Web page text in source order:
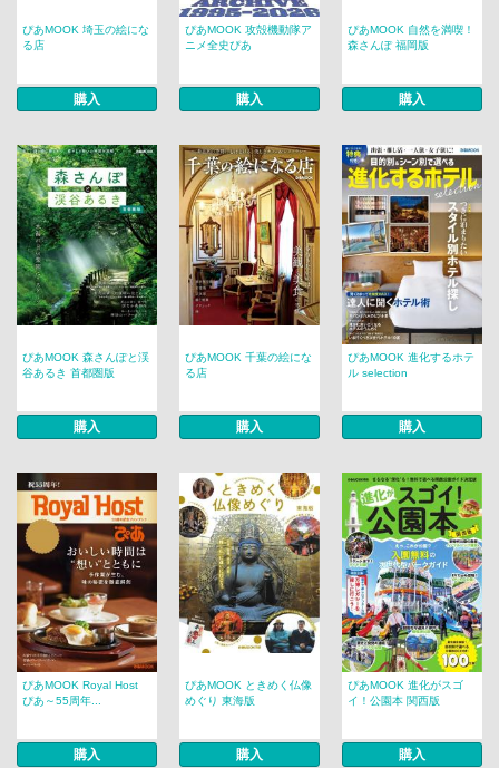
ぴあMOOK 埼玉の絵にな
る店
購入
ぴあMOOK 攻殻機動隊ア
ニメ全史ぴあ
購入
ぴあMOOK 自然を満喫！
森さんぽ 福岡版
購入
ぴあMOOK 森さんぽと渓
谷あるき 首都圏版
購入
ぴあMOOK 千葉の絵にな
る店
購入
ぴあMOOK 進化するホテ
ル selection
購入
ぴあMOOK Royal Host
ぴあ～55周年...
購入
ぴあMOOK ときめく仏像
めぐり 東海版
購入
ぴあMOOK 進化がスゴ
イ！公園本 関西版
購入